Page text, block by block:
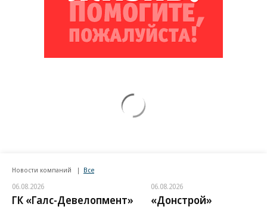
Новости компаний Все
06.08.2026
ГК «Галс-Девелопмент»
06.08.2026
«Донстрой»